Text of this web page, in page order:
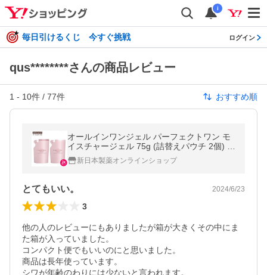
i
毎日引けるくじ 今すぐ挑戦 ログイン
qus********さんの商品レビュー
1 - 10件 / 77件 おすすめ順
オールインワンジェル パーフェクトワン モ
イスチャージェル 75g (詰替えパウチ 2個) 新
日本製薬公式 化粧水 乳液 クリーム パック
新日本製薬オンラインショップ
とてもいい。 2024/6/23
3
他の人のレビューにもありましたが箱が大きくその中にま
た箱が入っていました。
コンパクト便でもいいのにと思いました。
商品は長年使っています。
シワが年齢のわりには少ないと言われます。